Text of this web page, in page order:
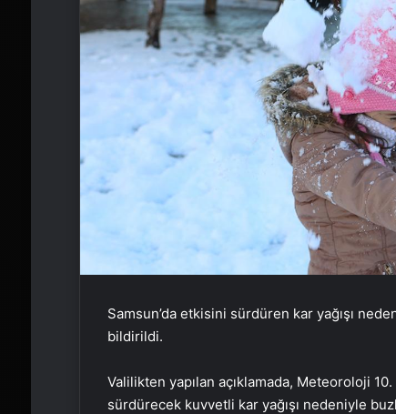
Samsun’da etkisini sürdüren kar yağışı
bildirildi.
Valilikten yapılan açıklamada, Meteoroloji
sürdürecek kuvvetli kar yağışı nedeniyle